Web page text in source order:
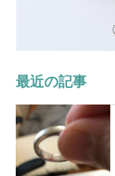
最近の記事